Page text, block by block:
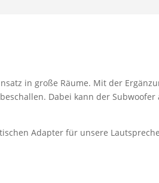
in große Räume. Mit der
Dabei kann der
Adapter für unsere